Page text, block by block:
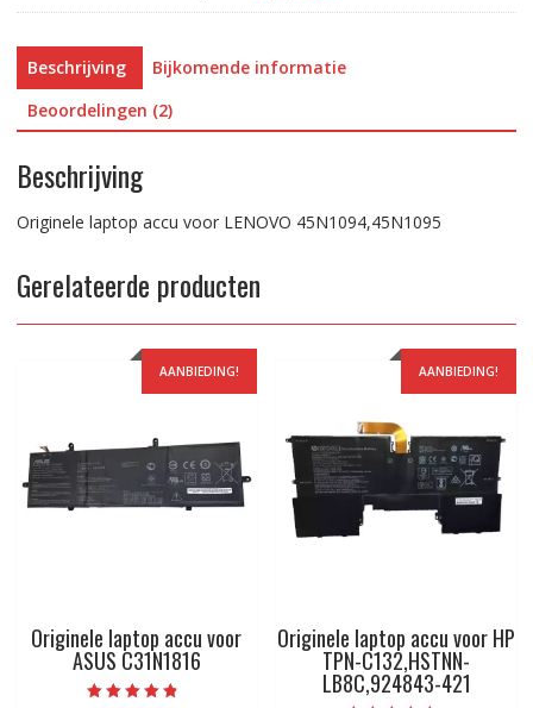
Beschrijving
Bijkomende informatie
Beoordelingen (2)
Beschrijving
Originele laptop accu voor LENOVO 45N1094,45N1095
Gerelateerde producten
AANBIEDING!
Originele laptop accu voor
ASUS C31N1816
AANBIEDING!
Originele laptop accu voor HP
TPN-C132,HSTNN-
LB8C,924843-421